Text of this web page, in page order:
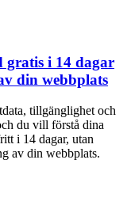
gratis i 14 dagar
din webbplats
tillgänglighet och
du vill förstå dina
i 14 dagar, utan
av din webbplats.